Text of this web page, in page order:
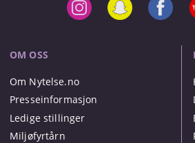
OM OSS
Om Nytelse.no
Presseinformasjon
Ledige stillinger
Miljøfyrtårn